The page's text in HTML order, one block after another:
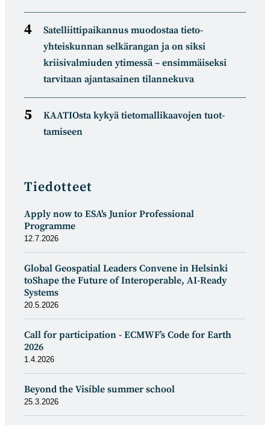
Satelliitti­paikannus muodostaa tieto­
yhteiskunnan selkä­rangan ja on siksi
kriisivalmiuden ytimessä – ensimmäiseksi
tarvitaan ajantasainen tilannekuva
KAATIOsta kykyä tietomal­likaa­vojen tuot­
tamiseen
Tiedotteet
Apply now to ESA's Junior Professional
Programme
12.7.2026
Global Geospatial Leaders Convene in Helsinki
toShape the Future of Interoperable, AI-Ready
Systems
20.5.2026
Call for participation - ECMWF’s Code for Earth
2026
1.4.2026
Beyond the Visible summer school
25.3.2026